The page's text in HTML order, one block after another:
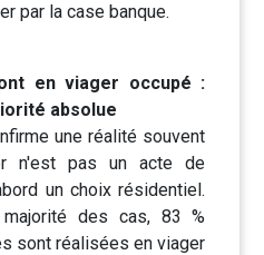
par la case banque.
en viager occupé :
absolue
une réalité souvent
n'est pas un acte de
un choix résidentiel.
des cas, 83 %
sont réalisées en viager